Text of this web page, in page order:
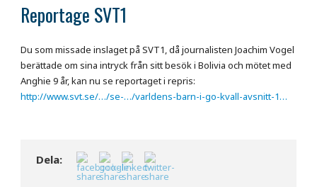
Reportage SVT1
Du som missade inslaget på SVT1, då journalisten Joachim Vogel
berättade om sina intryck från sitt besök i Bolivia och mötet med
Anghie 9 år, kan nu se reportaget i repris:
http://www.svt.se/…/se-…/varldens-barn-i-go-kvall-avsnitt-1…
Dela: